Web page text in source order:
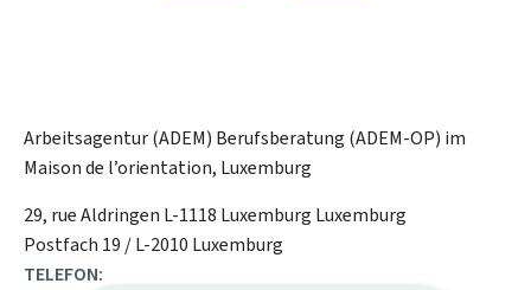
Arbeitsagentur (ADEM) Berufsberatung (ADEM-OP) im
Maison de l’orientation, Luxemburg
ADRESSE:
29, rue Aldringen L-1118 Luxemburg Luxemburg
Postfach 19 / L-2010 Luxemburg
TELEFON: